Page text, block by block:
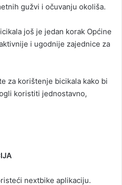
gužvi i očuvanju okoliša.
još je jedan korak Općine
i ugodnije zajednice za
za korištenje bicikala kako bi
koristiti jednostavno,
nextbike aplikaciju.